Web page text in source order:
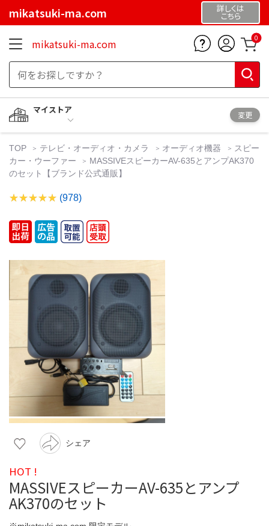
mikatsuki-ma.com 詳しくは
こちら
mikatsuki-ma.com 0
マイストア
変更
TOP テレビ・オーディオ・カメラ オーディオ機器
スピー
カー・ウーファー
MASSIVEスピーカーAV-635とアンプAK370
のセット【ブランド公式通販】
(978)
シェア
HOT !
MASSIVEスピーカーAV-635とアンプ
AK370のセット